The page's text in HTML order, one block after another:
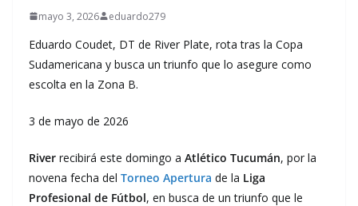
mayo 3, 2026 eduardo279
Eduardo Coudet, DT de River Plate, rota tras la Copa
Sudamericana y busca un triunfo que lo asegure como
escolta en la Zona B.
3 de mayo de 2026
River recibirá este domingo a Atlético Tucumán, por la
novena fecha del Torneo Apertura de la Liga
Profesional de Fútbol, en busca de un triunfo que le